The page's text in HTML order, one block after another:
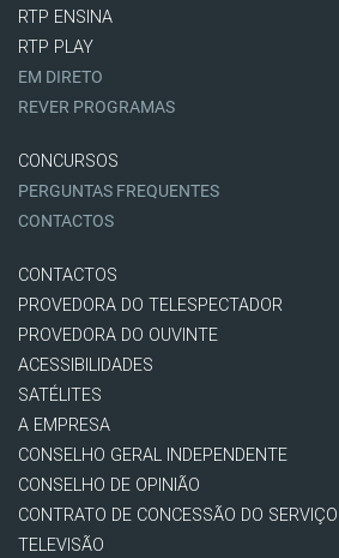
RTP ENSINA
RTP PLAY
EM DIRETO
REVER PROGRAMAS
CONCURSOS
PERGUNTAS FREQUENTES
CONTACTOS
CONTACTOS
PROVEDORA DO TELESPECTADOR
PROVEDORA DO OUVINTE
ACESSIBILIDADES
SATÉLITES
A EMPRESA
CONSELHO GERAL INDEPENDENTE
CONSELHO DE OPINIÃO
CONTRATO DE CONCESSÃO DO
TELEVISÃO